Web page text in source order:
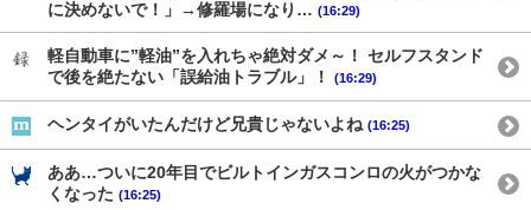
に決めないで！」→修羅場になり… (16:29)
軽自動車に”軽油”を入れちゃ絶対ダメ～！ セルフスタンド
で後を絶たない「誤給油トラブル」！
(16:29)
ヘンタイがいたんだけど兄貴じゃないよね (16:25)
ああ…ついに20年目でビルトインガスコンロの火がつかな
くなった (16:25)